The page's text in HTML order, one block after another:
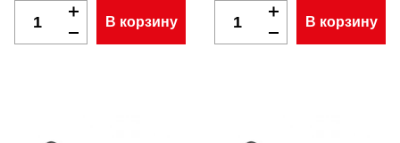
В корзину В корзину